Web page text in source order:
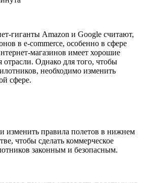
гиганты Amazon и Google считают,
в e-commerce, особенно в сфере
магазинов имеет хорошие
отрасли. Однако для того, чтобы
необходимо изменить
сфере.
изменить правила полетов в нижнем
чтобы сделать коммерческое
законным и безопасным.